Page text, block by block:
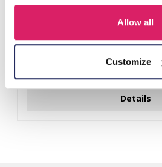
Allow all
Customize
Q-D7.2 T2405-016 Knitted
Details